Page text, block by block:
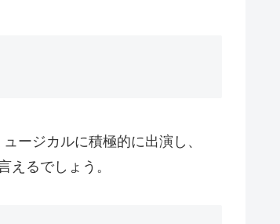
ージカルに積極的に出演し、
えるでしょう。